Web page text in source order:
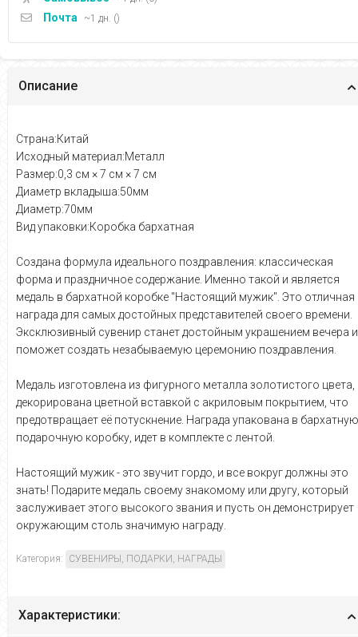
Почта ~1 дн. ()
Описание
Страна:Китай
Исходный материал:Металл
Размер:0,3 см × 7 см × 7 см
Диаметр вкладыша:50мм
Диаметр:70мм
Вид упаковки:Коробка бархатная
Создана формула идеального поздравления: классическая
форма и праздничное содержание. Именно такой и является
медаль в бархатной коробке "Настоящий мужик". Это отличная
награда для самых достойных представителей своего времени.
Эксклюзивный сувенир станет достойным украшением вечера и
поможет создать незабываемую церемонию поздравления.
Медаль изготовлена из фигурного металла золотистого цвета,
декорирована цветной вставкой с акриловым покрытием, что
предотвращает её потускнение. Награда упакована в бархатную
подарочную коробку, идет в комплекте с лентой.
Настоящий мужик - это звучит гордо, и все вокруг должны это
знать! Подарите медаль своему знакомому или другу, который
заслуживает этого высокого звания и пусть он демонстрирует
окружающим столь значимую награду.
Категория: СУВЕНИРЫ, ПОДАРКИ, НАГРАДЫ
Характеристики: